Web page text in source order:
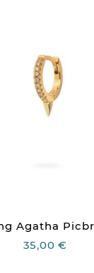
Agatha
35,00 €